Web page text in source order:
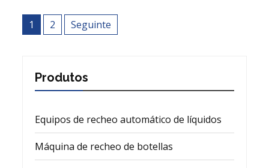
Navegación
de
1 2 Seguinte
Produtos
Equipos de recheo automático de líquidos
Máquina de recheo de botellas